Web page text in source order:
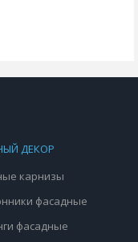
ДЕКОР
карнизы
фасадные
фасадные